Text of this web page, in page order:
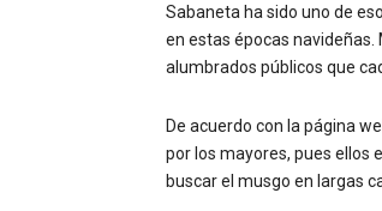
Sabaneta ha sido uno de
en estas épocas
alumbrados públicos que
De acuerdo con la página
por los mayores, pues ellos
buscar el musgo en largas